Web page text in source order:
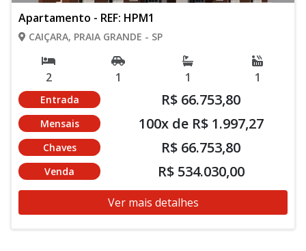
Apartamento - REF: HPM1
CAIÇARA, PRAIA GRANDE - SP
2 1 1 1
Entrada R$ 66.753,80
Mensais 100x de R$ 1.997,27
Chaves R$ 66.753,80
Venda R$ 534.030,00
Ver mais detalhes